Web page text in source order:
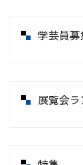
学芸員募
展覧会